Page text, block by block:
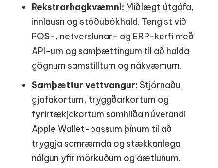
Rekstrarhagkvæmni: Miðlægt útgáfa,
innlausn og stöðubókhald. Tengist við
POS-, netverslunar- og ERP-kerfi með
API-um og samþættingum til að halda
gögnum samstilltum og nákvæmum.
Samþættur vettvangur: Stjórnaðu
gjafakortum, tryggðarkortum og
fyrirtækjakortum samhliða núverandi
Apple Wallet-passum þínum til að
tryggja samræmda og stækkanlega
nálgun yfir mörkuðum og áætlunum.